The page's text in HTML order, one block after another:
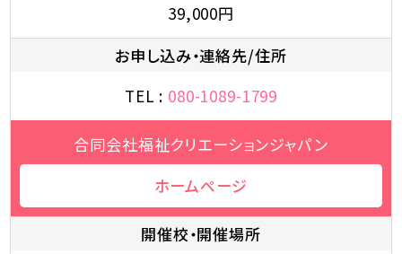
39,000円
お申し込み・連絡先/住所
TEL : 080-1089-1799
合同会社福祉クリエーションジャパン
ホームページ
開催校・開催場所